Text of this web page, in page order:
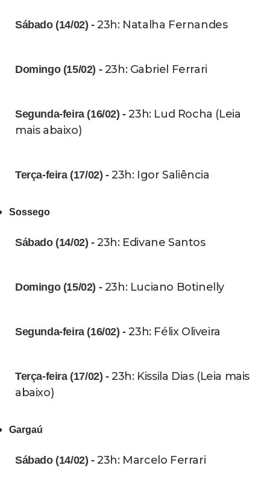
Sábado (14/02) -23h: Natalha Fernandes
Domingo (15/02) -23h: Gabriel Ferrari
Segunda-feira (16/02) -23h: Lud Rocha (Leia
mais abaixo)
Terça-feira (17/02) -23h: Igor Saliência
Sossego
Sábado (14/02) -23h: Edivane Santos
Domingo (15/02) -23h: Luciano Botinelly
Segunda-feira (16/02) -23h: Félix Oliveira
Terça-feira (17/02) -23h: Kissila Dias (Leia mais
abaixo)
Gargaú
Sábado (14/02) -23h: Marcelo Ferrari